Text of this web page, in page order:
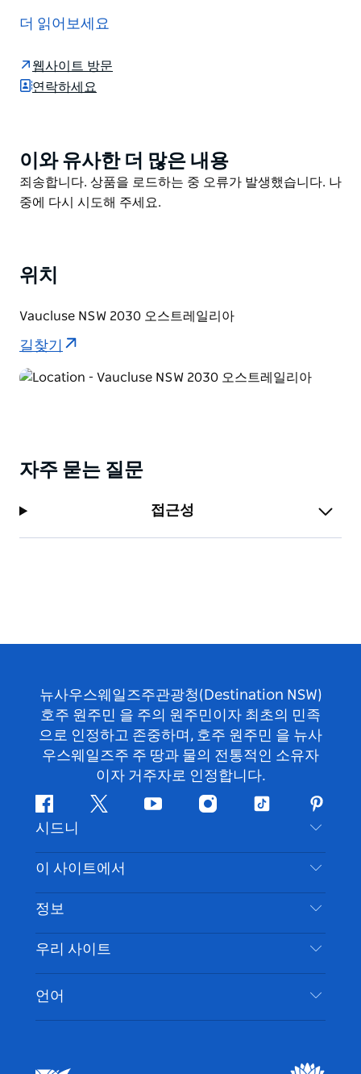
의 매력을 가장 잘 보여주는 완벽한 야외 장소입니다. 시
니 최고의 야외 행사 장소 중 하나입니다.
상징적인 스카이라인을 감상할 수 있습니다. 어떤 행사에
도 이상적인 장소입니다.
이곳에서 손님들은 보틀 포인트와 글래스 포인트와 같은
더 읽어보세요
웹사이트 방문
연락하세요
Product
List
이와 유사한 더 많은 내용
Product
List
죄송합니다. 상품을 로드하는 중 오류가 발생했습니다. 나
중에 다시 시도해 주세요.
위치
Vaucluse NSW 2030 오스트레일리아
길찾기
자주 묻는 질문
접근성
뉴사우스웨일즈주관광청(Destination NSW)
호주 원주민 을 주의 원주민이자 최초의 민족
으로 인정하고 존중하며, 호주 원주민 을 뉴사
우스웨일즈주 주 땅과 물의 전통적인 소유자
이자 거주자로 인정합니다.
페
이
스
북
지
귀
다
유
브
인
타
램
틱
핀
터
레
스
트
시드니
문의하기
부인 성명
쿠키 고지
이 사이트에서
목적지
할 일
이벤트
숙소
정보
여행 정보
시드니 접근성
귀하의 사업을 등록하세요
우리 사이트
언어